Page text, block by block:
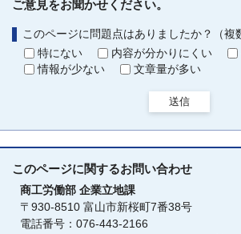
ご意見をお聞かせください。
このページに問題点はありましたか？（複
特にない
内容が分かりにくい
情報が少ない
文章量が多い
送信
このページに関するお問い合わせ
商工労働部 企業立地課
〒930-8510 富山市新桜町7番38号
電話番号：076-443-2166